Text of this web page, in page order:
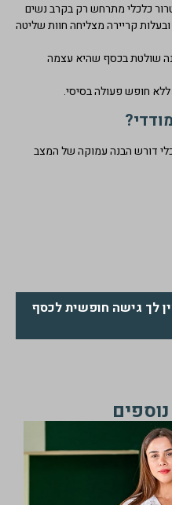
כלכלי מתרחש רק בקרב נשים
קריירה מצליחה חוות שליטה
שולטת בכסף שהיא עצמה
חופש פעולה בסיסי.
דורש הבנה עמוקה של המצב
לך גישה חופשית לכסף